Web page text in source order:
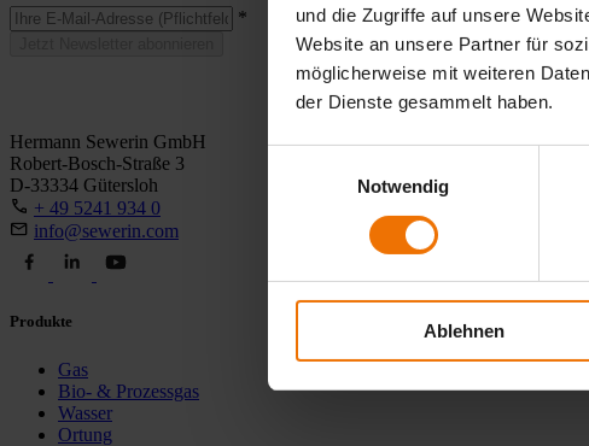
und die Zugriffe auf unsere
Website an unsere Partner für
möglicherweise mit weiteren
der Dienste gesammelt haben.
Notwendig
Ablehnen
*
Hermann Sewerin GmbH
Robert-Bosch-Straße 3
D-33334 Gütersloh
+ 49 5241 934 0
info@sewerin.com
Produkte
Gas
Bio- & Prozessgas
Wasser
Ortung